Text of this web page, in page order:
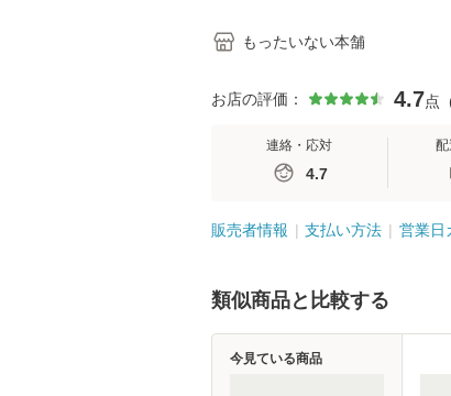
もったいない本舗
お店の評価： 4.7点
連絡・応対
4.7
配
販売者情報 支払い方法 営業日
類似商品と比較する
今見ている商品